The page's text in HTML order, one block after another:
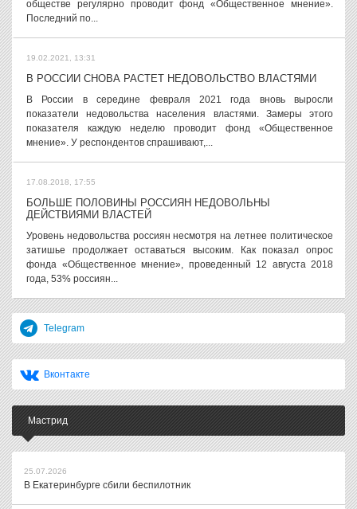
обществе регулярно проводит фонд «Общественное мнение».
Последний по...
19.02.2021, 13:31
В РОССИИ СНОВА РАСТЕТ НЕДОВОЛЬСТВО ВЛАСТЯМИ
В России в середине февраля 2021 года вновь выросли
показатели недовольства населения властями. Замеры этого
показателя каждую неделю проводит фонд «Общественное
мнение». У респондентов спрашивают,...
17.08.2018, 17:55
БОЛЬШЕ ПОЛОВИНЫ РОССИЯН НЕДОВОЛЬНЫ
ДЕЙСТВИЯМИ ВЛАСТЕЙ
Уровень недовольства россиян несмотря на летнее политическое
затишье продолжает оставаться высоким. Как показал опрос
фонда «Общественное мнение», проведенный 12 августа 2018
года, 53% россиян...
Telegram
Вконтакте
Мастрид
25.07.2026
В Екатеринбурге сбили беспилотник